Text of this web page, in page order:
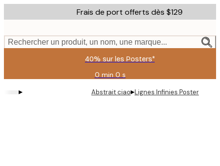
to
content.
Frais de port offerts dès $129
Rechercher un produit, un nom, une marque...
40% sur les Posters*
0 min 0 s
Valable
jusqu'au
:
▸ Abstrait ciao▸Lignes Infinies Poster